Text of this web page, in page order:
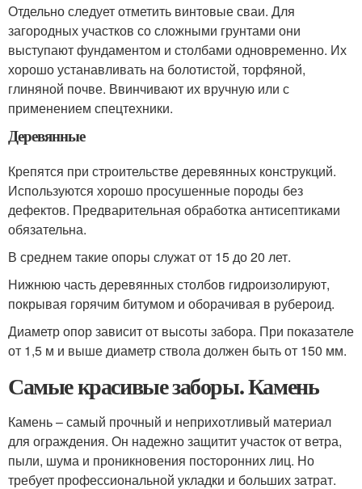
Отдельно следует отметить винтовые сваи. Для
загородных участков со сложными грунтами они
выступают фундаментом и столбами одновременно. Их
хорошо устанавливать на болотистой, торфяной,
глиняной почве. Ввинчивают их вручную или с
применением спецтехники.
Деревянные
Крепятся при строительстве деревянных конструкций.
Используются хорошо просушенные породы без
дефектов. Предварительная обработка антисептиками
обязательна.
В среднем такие опоры служат от 15 до 20 лет.
Нижнюю часть деревянных столбов гидроизолируют,
покрывая горячим битумом и оборачивая в рубероид.
Диаметр опор зависит от высоты забора. При показателе
от 1,5 м и выше диаметр ствола должен быть от 150 мм.
Самые красивые заборы. Камень
Камень – самый прочный и неприхотливый материал
для ограждения. Он надежно защитит участок от ветра,
пыли, шума и проникновения посторонних лиц. Но
требует профессиональной укладки и больших затрат.